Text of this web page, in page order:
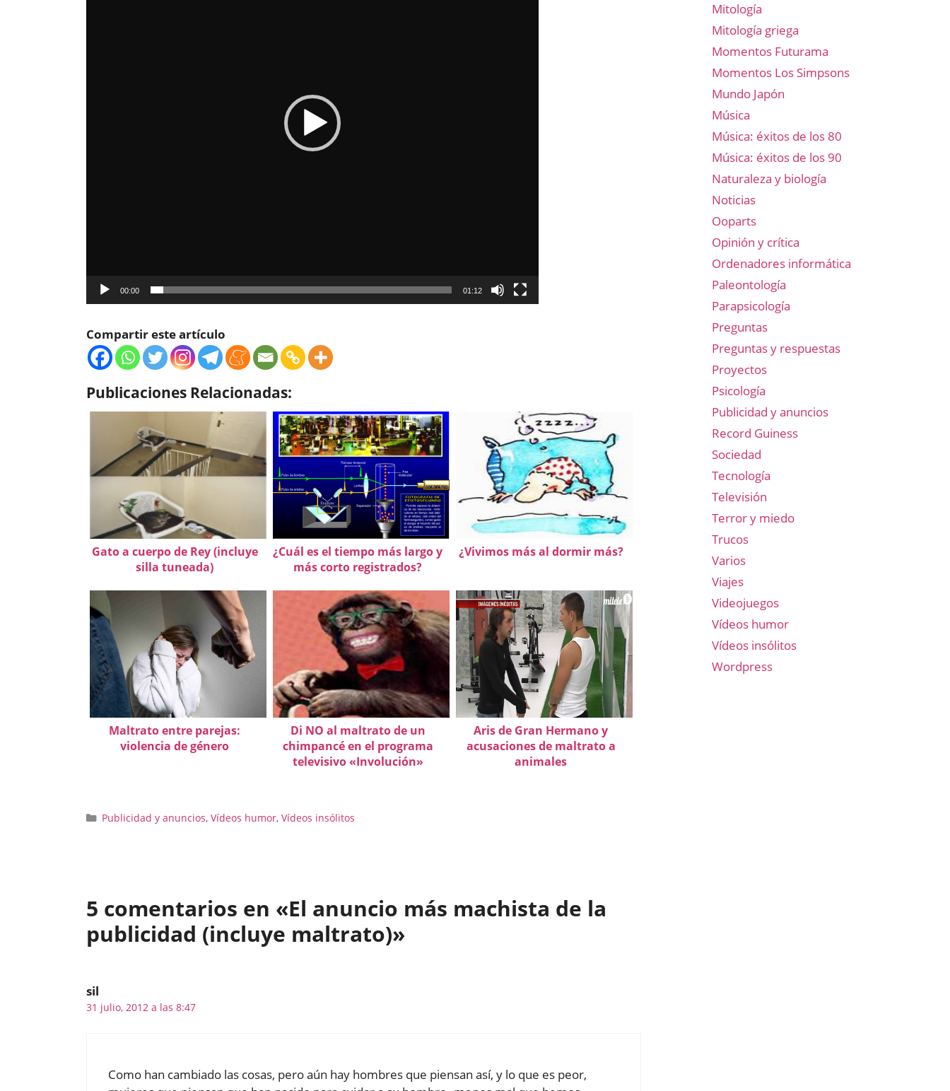
00:00 01:12
Compartir este artículo
Publicaciones Relacionadas:
Gato a cuerpo de Rey (incluye
silla tuneada)
¿Cuál es el tiempo más largo y
más corto registrados?
¿Vivimos más al dormir más?
Maltrato entre parejas:
violencia de género
Di NO al maltrato de un
chimpancé en el programa
televisivo «Involución»
Aris de Gran Hermano y
acusaciones de maltrato a
animales
Categorías
Publicidad y anuncios, Vídeos humor, Vídeos insólitos
5 comentarios en «El anuncio más machista de la
publicidad (incluye maltrato)»
sil
31 julio, 2012 a las 8:47
Como han cambiado las cosas, pero aún hay hombres que piensan así, y lo que es peor,
Mitología
Mitología griega
Momentos Futurama
Momentos Los Simpsons
Mundo Japón
Música
Música: éxitos de los 80
Música: éxitos de los 90
Naturaleza y biología
Noticias
Ooparts
Opinión y crítica
Ordenadores informática
Paleontología
Parapsicología
Preguntas
Preguntas y respuestas
Proyectos
Psicología
Publicidad y anuncios
Record Guiness
Sociedad
Tecnología
Televisión
Terror y miedo
Trucos
Varios
Viajes
Videojuegos
Vídeos humor
Vídeos insólitos
Wordpress